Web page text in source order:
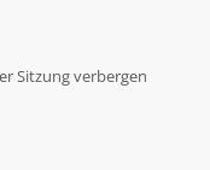
Sitzung verbergen